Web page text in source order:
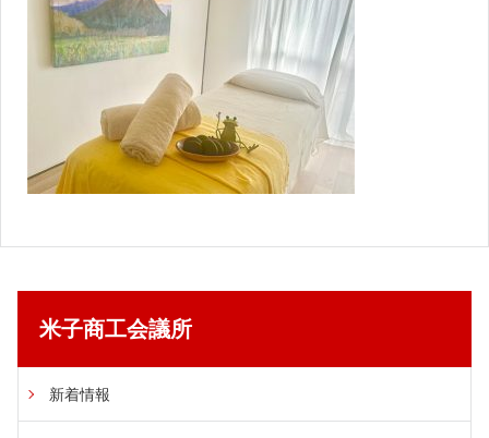
職員採用
米子商工会議所
新着情報